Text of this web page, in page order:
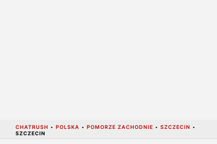
CHATRUSH • POLSKA • POMORZE ZACHODNIE • SZCZECIN •
SZCZECIN